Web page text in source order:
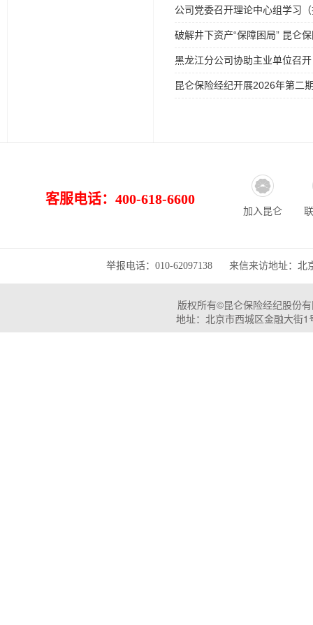
公司党委召开理论中心组学习
破解井下资产“保障困局” 昆仑
黑龙江分公司协助主业单位召
昆仑保险经纪开展2026年第二
客服电话：400-618-6600
加入昆仑
举报电话：010-62097138 来信来访地址：北
版权所有©昆仑保险经纪股份
地址：北京市西城区金融大街